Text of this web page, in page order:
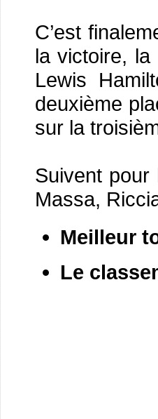
C’est
la victoire,
Lewis
deuxième
sur la
Suivent
Massa,
Meilleur
Le